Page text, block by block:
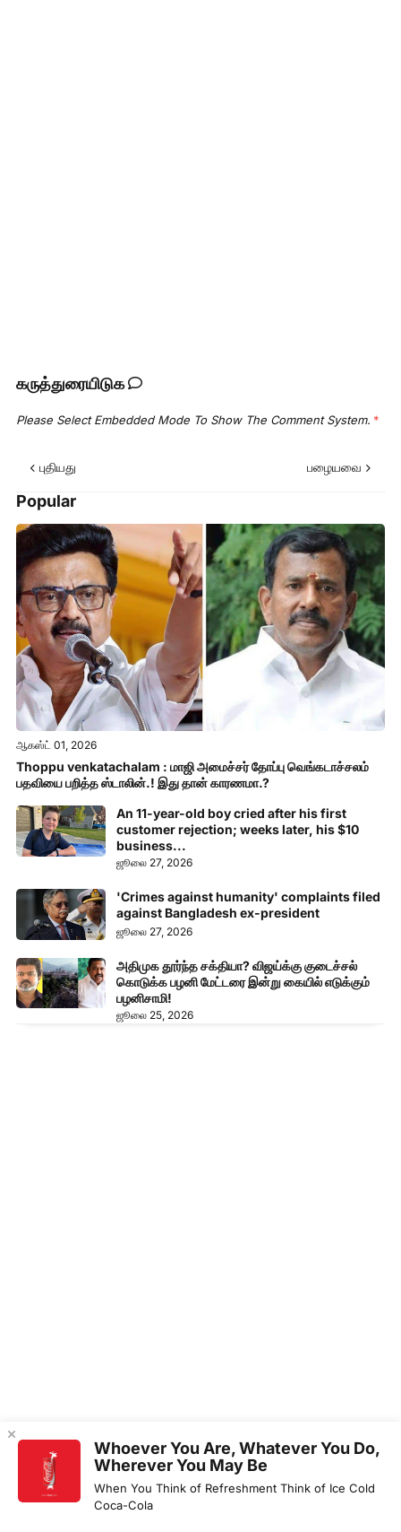
கருத்துரையிடுக
Please Select Embedded Mode To Show The Comment System. *
புதியது பழையவை
Popular
Thoppu venkatachalam : மாஜி அமைச்சர் தோப்பு வெங்கடாச்சலம்
பதவியை பறித்த ஸ்டாலின்.! இது தான் காரணமா.?
ஆகஸ்ட் 01, 2026
An 11-year-old boy cried after his first
customer rejection; weeks later, his $10
business...
ஜூலை 27, 2026
'Crimes against humanity' complaints filed
against Bangladesh ex-president
ஜூலை 27, 2026
அதிமுக தூர்ந்த சக்தியா? விஜய்க்கு குடைச்சல்
கொடுக்க பழனி மேட்டரை இன்று கையில் எடுக்கும்
பழனிசாமி!
ஜூலை 25, 2026
Whoever You Are, Whatever You Do,
Wherever You May Be
When You Think of Refreshment Think of Ice Cold
Coca-Cola